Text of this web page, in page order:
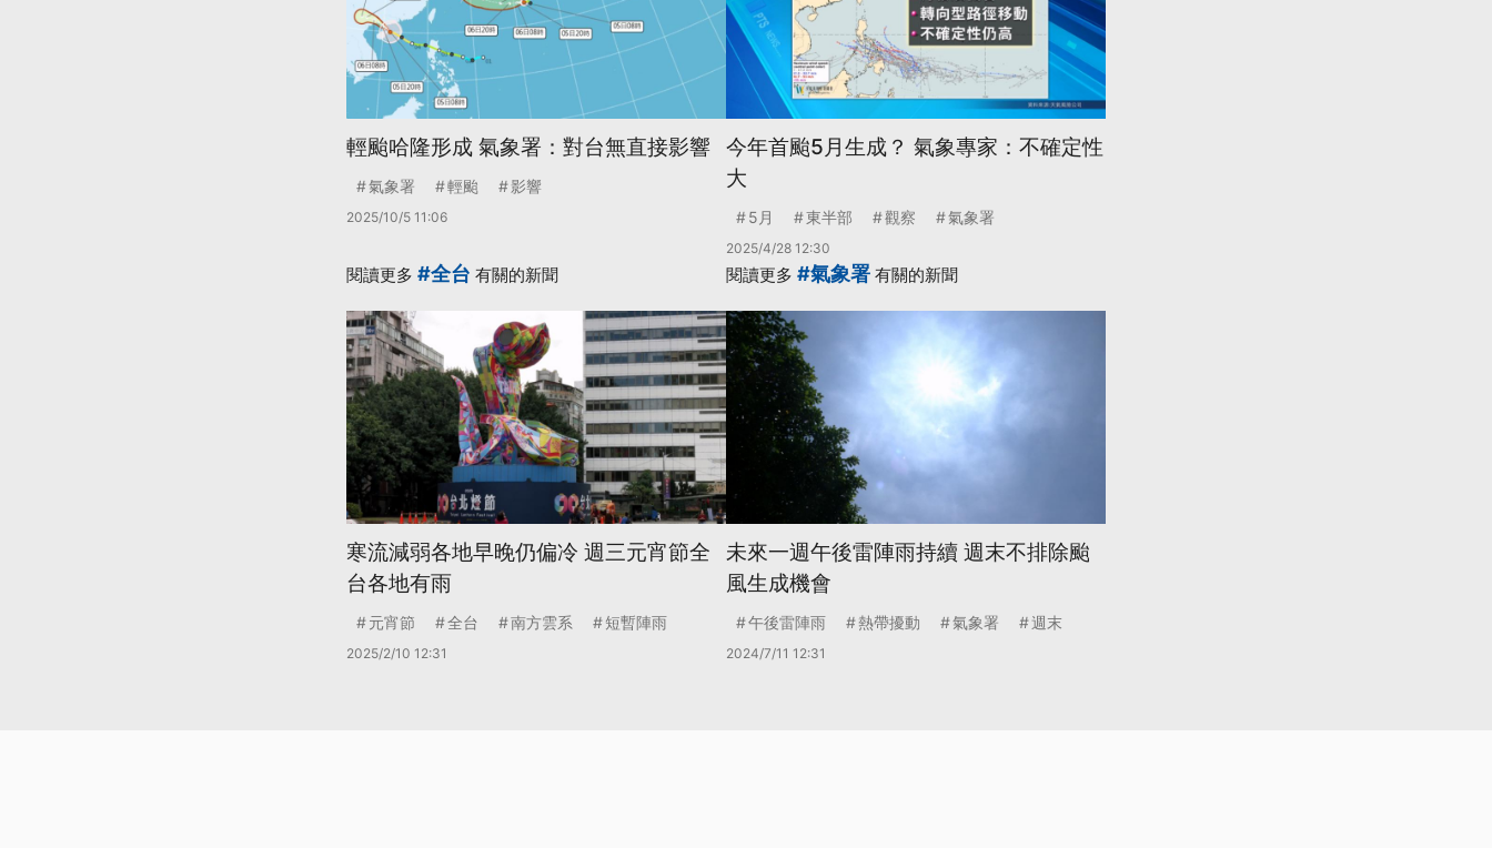
輕颱哈隆形成 氣象署：對台無直接影響
氣象署 輕颱 影響
2025/10/5 11:06
今年首颱5月生成？ 氣象專家：不確定性
大
5月 東半部 觀察 氣象署
2025/4/28 12:30
閱讀更多 #全台 有關的新聞
寒流減弱各地早晚仍偏冷 週三元宵節全
台各地有雨
元宵節 全台 南方雲系 短暫陣雨
2025/2/10 12:31
閱讀更多 #氣象署 有關的新聞
未來一週午後雷陣雨持續 週末不排除颱
風生成機會
午後雷陣雨 熱帶擾動 氣象署 週末
2024/7/11 12:31